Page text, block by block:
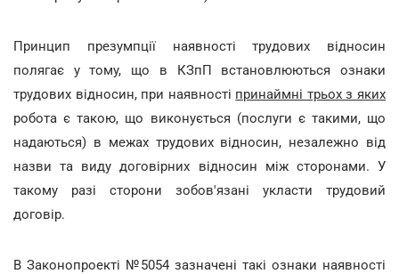
Принцип презумпції наявності трудових відносин
полягає у тому, що в КЗпП встановлюються ознаки
трудових відносин, при наявності принаймні трьох з яких
робота є такою, що виконується (послуги є такими, що
надаються) в межах трудових відносин, незалежно від
назви та виду договірних відносин між сторонами. У
такому разі сторони зобов'язані укласти трудовий
договір.
В Законопроекті №5054 зазначені такі ознаки наявності